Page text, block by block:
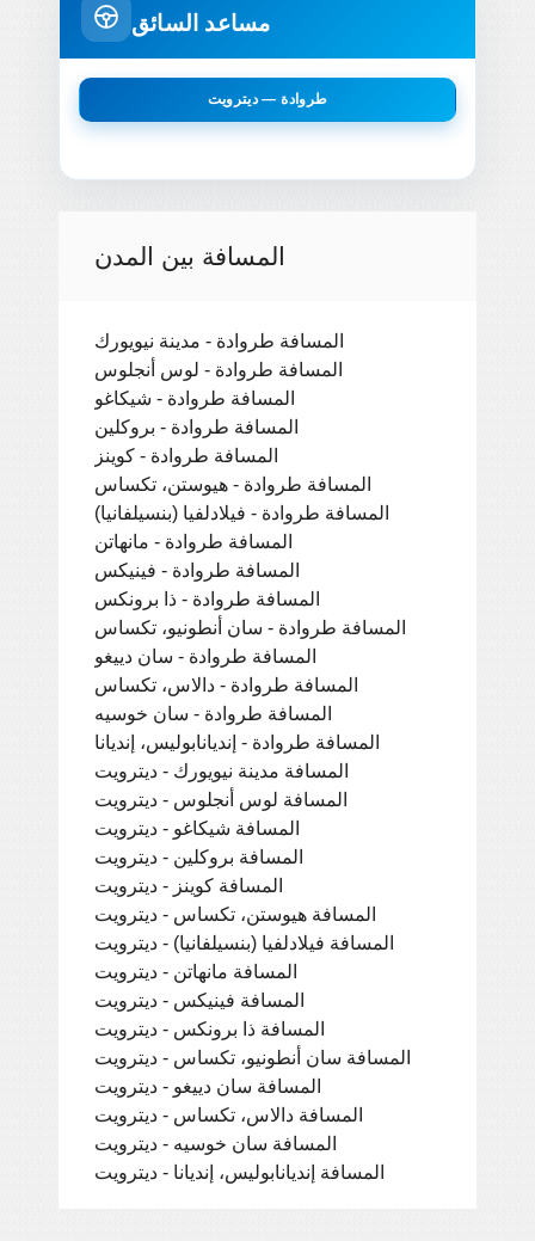
مساعد السائق
طروادة — ديترويت
المسافة بين المدن
المسافة طروادة - مدينة نيويورك
المسافة طروادة - لوس أنجلوس
المسافة طروادة - شيكاغو
المسافة طروادة - بروكلين
المسافة طروادة - كوينز
المسافة طروادة - هيوستن، تكساس
المسافة طروادة - فيلادلفيا (بنسيلفانيا)
المسافة طروادة - مانهاتن
المسافة طروادة - فينيكس
المسافة طروادة - ذا برونكس
المسافة طروادة - سان أنطونيو، تكساس
المسافة طروادة - سان دييغو
المسافة طروادة - دالاس، تكساس
المسافة طروادة - سان خوسيه
المسافة طروادة - إنديانابوليس، إنديانا
المسافة مدينة نيويورك - ديترويت
المسافة لوس أنجلوس - ديترويت
المسافة شيكاغو - ديترويت
المسافة بروكلين - ديترويت
المسافة كوينز - ديترويت
المسافة هيوستن، تكساس - ديترويت
المسافة فيلادلفيا (بنسيلفانيا) - ديترويت
المسافة مانهاتن - ديترويت
المسافة فينيكس - ديترويت
المسافة ذا برونكس - ديترويت
المسافة سان أنطونيو، تكساس - ديترويت
المسافة سان دييغو - ديترويت
المسافة دالاس، تكساس - ديترويت
المسافة سان خوسيه - ديترويت
المسافة إنديانابوليس، إنديانا - ديترويت